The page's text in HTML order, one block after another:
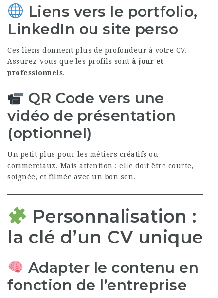
Liens vers le portfolio,
LinkedIn ou site perso
Ces liens donnent plus de profondeur à votre CV.
Assurez-vous que les profils sont à jour et
professionnels.
QR Code vers une
vidéo de présentation
(optionnel)
Un petit plus pour les métiers créatifs ou
commerciaux. Mais attention : elle doit être courte,
soignée, et filmée avec un bon son.
Personnalisation :
la clé d’un CV unique
Adapter le contenu en
fonction de l’entreprise